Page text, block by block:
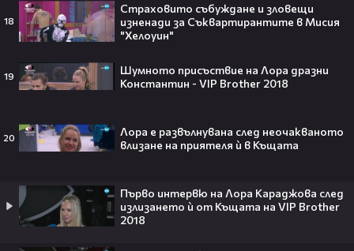
18
Страховито събуждане и зловещи
изненади за Съквартирантите в Мисия
"Хелоуин"
19
Шумното присъствие на Лора дразни
Константин - VIP Brother 2018
20
Лора е развълнувана след неочакваното
влизане на приятеля ѝ в Къщата
Първо интервю на Лора Караджова след
излизането ѝ от Къщата на VIP Brother
2018
След Брадли Купър, Ирина Шейк
отново е влюбена? Новият мъж
слухове🧐
Пи Диди излиза по-рано от
затвора? Новата дата вече е